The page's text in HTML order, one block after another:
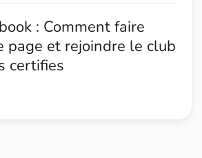
: Comment faire
page et rejoindre le club
certifies